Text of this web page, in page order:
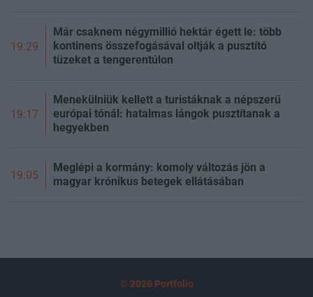
19:29
Már csaknem négymillió hektár égett le: több
kontinens összefogásával oltják a pusztító
tüzeket a tengerentúlon
19:17
Menekülniük kellett a turistáknak a népszerű
európai tónál: hatalmas lángok pusztítanak a
hegyekben
19:05
Meglépi a kormány: komoly változás jön a
magyar krónikus betegek ellátásában
© 2026 Portfolio